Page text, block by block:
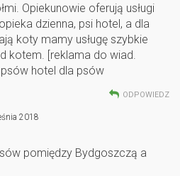
Opiekunowie oferują usługi
dzienna, psi hotel, a dla
koty mamy usługę szybkie
kotem. [reklama do wiad.
hotel dla psów
ODPOWIEDZ
2018
pomiędzy Bydgoszczą a